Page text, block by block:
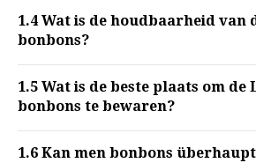
1.4 Wat is de houdbaarheid van
bonbons?
1.5 Wat is de beste plaats om de
bonbons te bewaren?
1.6 Kan men bonbons